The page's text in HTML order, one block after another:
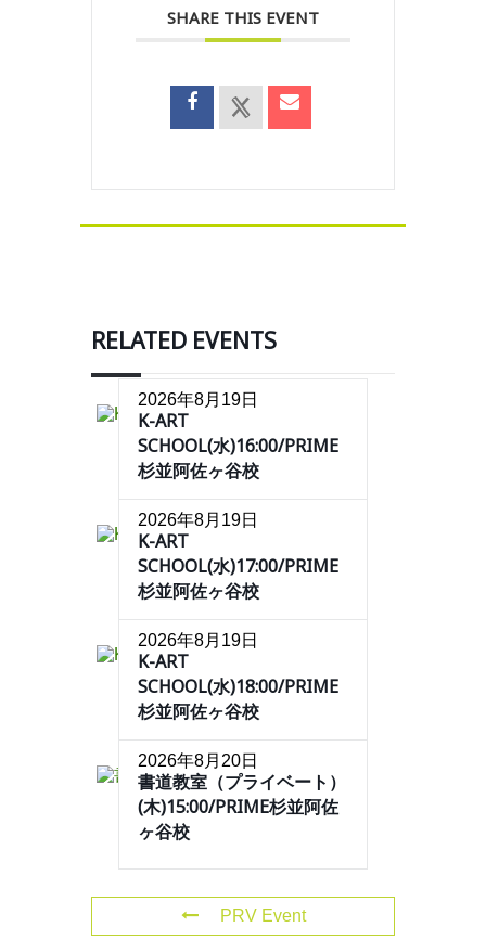
SHARE THIS EVENT
RELATED EVENTS
2026年8月19日
K-ART
SCHOOL(水)16:00/PRIME
杉並阿佐ヶ谷校
2026年8月19日
K-ART
SCHOOL(水)17:00/PRIME
杉並阿佐ヶ谷校
2026年8月19日
K-ART
SCHOOL(水)18:00/PRIME
杉並阿佐ヶ谷校
2026年8月20日
書道教室（プライベート）
(木)15:00/PRIME杉並阿佐
ヶ谷校
PRV Event